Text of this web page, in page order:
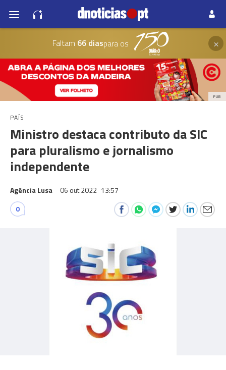
Faltam 66 diaspara os ×
PUB
PAÍS
Ministro destaca contributo da SIC
para pluralismo e jornalismo
independente
Agência Lusa 06 out 2022 13:57
0